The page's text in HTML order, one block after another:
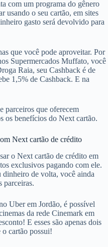
com um programa do gênero
usando o seu cartão, em sites
gasto será devolvido para
que você pode aproveitar. Por
Supermercados Muffato, você
Raia, seu Cashback é de
1,5% de Cashback. E na
parceiros que oferecem
os benefícios do Next cartão.
Next cartão de crédito
o Next cartão de crédito em
exclusivos pagando com ele.
dinheiro de volta, você ainda
parceiras.
Uber em Jordão, é possível
da rede Cinemark em
E esses são apenas dois
o cartão possui!